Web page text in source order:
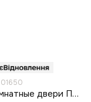
Межкомнатные двери Папа Карло ML-704